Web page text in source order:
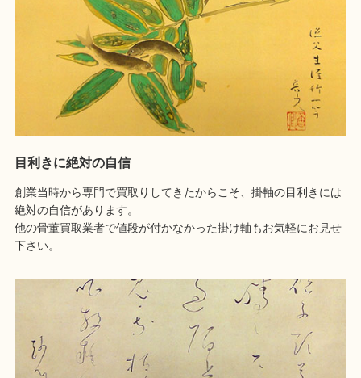
目利きに絶対の自信
創業当時から専門で買取りしてきたからこそ、掛軸の目利きには
絶対の自信があります。
他の骨董買取業者で値段が付かなかった掛け軸もお気軽にお見せ
下さい。